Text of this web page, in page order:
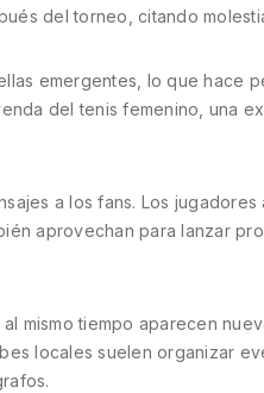
del torneo, citando
emergentes, lo que hace
del tenis femenino, una ex
a los fans. Los
aprovechan para lanzar
mismo tiempo aparecen
locales suelen organizar